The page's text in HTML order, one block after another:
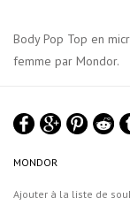
Body Pop Top en
femme par Mondor.
microfibre fin et
Matériau: 84%
MONDOR
Ajouter à la liste de